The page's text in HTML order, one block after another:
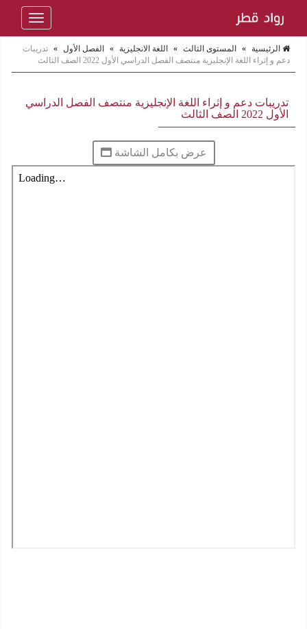
Toggle
الرئيسية » المستوى الثالث » اللغة الانجليزية » الفصل الأول » تدريبات
دعم و إثراء اللغة الإنجليزية منتصف الفصل الدراسي الأول 2022 الصف الثالث
تدريبات دعم و إثراء اللغة الإنجليزية منتصف الفصل الدراسي
الأول 2022 الصف الثالث
عرض بكامل الشاشة